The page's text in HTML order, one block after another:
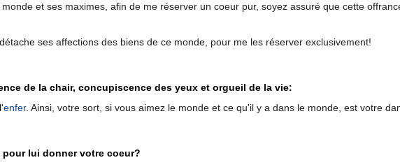
et ses maximes, afin de me réserver un coeur pur, soyez assuré que cette
ses affections des biens de ce monde, pour me les réserver exclusivement!
de la chair, concupiscence des yeux et orgueil de la vie:
enfer. Ainsi, votre sort, si vous aimez le monde et ce qu'il y a dans le monde, est votre
lui donner votre coeur?